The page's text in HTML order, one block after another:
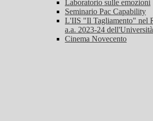
Laboratorio sulle emozioni
Seminario Pac Capability
L'IIS "Il Tagliamento" nel
a.a. 2023-24
Cinema Novecento